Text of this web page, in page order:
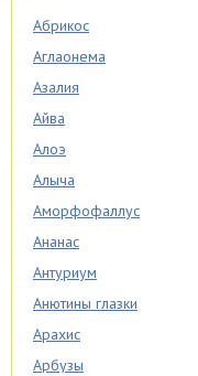
Абрикос
Аглаонема
Азалия
Айва
Алоэ
Алыча
Аморфофаллус
Ананас
Антуриум
Анютины глазки
Арахис
Арбузы